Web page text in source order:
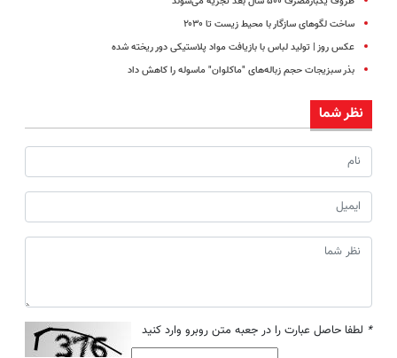
ساخت لگوهای سازگار با محیط زیست تا ۲۰۳۰
عکس روز | تولید لباس با بازیافت مواد پلاستیکی دور ریخته شده
بذر سبزیجات حجم زباله‌های "ماکلوان" ماسوله را کاهش داد
نظر شما
* لطفا حاصل عبارت را در جعبه متن روبرو وارد کنید